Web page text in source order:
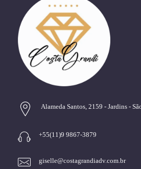
Alameda Santos, 2159 - Jardins -
+55(11)9 9867-3879
giselle@costagrandiadv.com.br